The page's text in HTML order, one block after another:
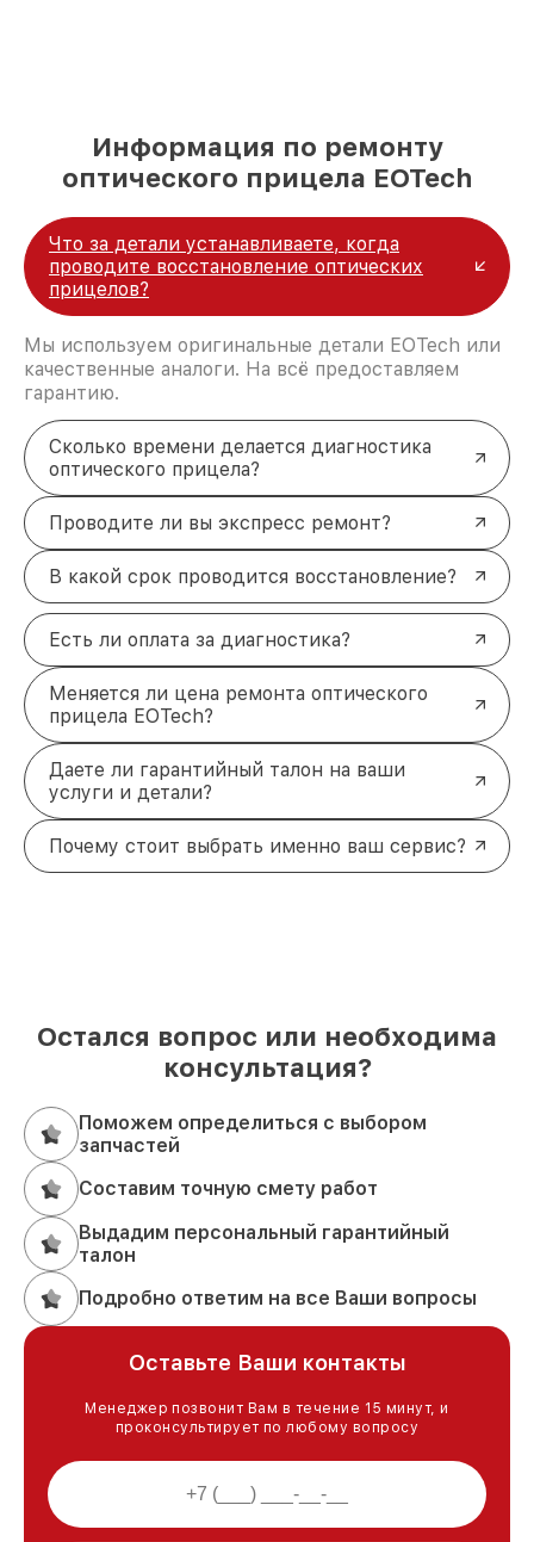
Информация по ремонту
оптического прицела EOTech
Что за детали устанавливаете, когда
проводите восстановление оптических
прицелов?
Мы используем оригинальные детали EOTech или
качественные аналоги. На всё предоставляем
гарантию.
Сколько времени делается диагностика
оптического прицела?
Проводите ли вы экспресс ремонт?
В какой срок проводится восстановление?
Есть ли оплата за диагностика?
Меняется ли цена ремонта оптического
прицела EOTech?
Даете ли гарантийный талон на ваши
услуги и детали?
Почему стоит выбрать именно ваш сервис?
Остался вопрос или необходима
консультация?
Поможем определиться с выбором
запчастей
Составим точную смету работ
Выдадим персональный гарантийный
талон
Подробно ответим на все Ваши вопросы
Оставьте Ваши контакты
Менеджер позвонит Вам в течение 15 минут, и
проконсультирует по любому вопросу